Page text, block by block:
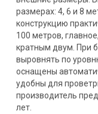
размерах: 4, 6 и 8
конструкцию
100 метров,
кратным двум. При
выровнять по
оснащены
удобны для
производитель
лет.